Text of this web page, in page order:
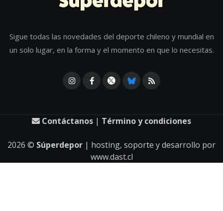
Sigue todas las novedades del deporte chileno y mundial en
un solo lugar, en la forma y el momento en que lo necesitas.
Contáctanos | Término y condiciones
2026 © Súperdepor | hosting, soporte y desarrollo por
www.dast.cl